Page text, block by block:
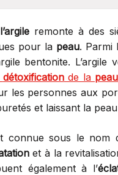
remonte à des
pour la peau. Parmi
bentonite.
détoxificationde la
les personnes aux
et laissant la
connue sous le
et à la
également à l’